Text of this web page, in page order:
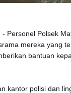
- Personel Polsek
mereka yang
bantuan
kantor polisi dan